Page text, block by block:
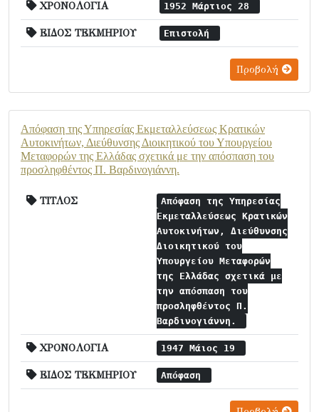
ΧΡΟΝΟΛΟΓΙΑ 1952 Μάρτιος 28
ΕΙΔΟΣ ΤΕΚΜΗΡΙΟΥ Επιστολή
Προβολή
Απόφαση της Υπηρεσίας Εκμεταλλεύσεως Κρατικών
Αυτοκινήτων, Διεύθυνσης Διοικητικού του Υπουργείου
Μεταφορών της Ελλάδας σχετικά με την απόσπαση του
προσληφθέντος Π. Βαρδινογιάννη.
ΤΙΤΛΟΣ
Απόφαση της Υπηρεσίας
Εκμεταλλεύσεως Κρατικών
Αυτοκινήτων, Διεύθυνσης
Διοικητικού του
Υπουργείου Μεταφορών
της Ελλάδας σχετικά με
την απόσπαση του
προσληφθέντος Π.
Βαρδινογιάννη.
ΧΡΟΝΟΛΟΓΙΑ 1947 Μάιος 19
ΕΙΔΟΣ ΤΕΚΜΗΡΙΟΥ Απόφαση